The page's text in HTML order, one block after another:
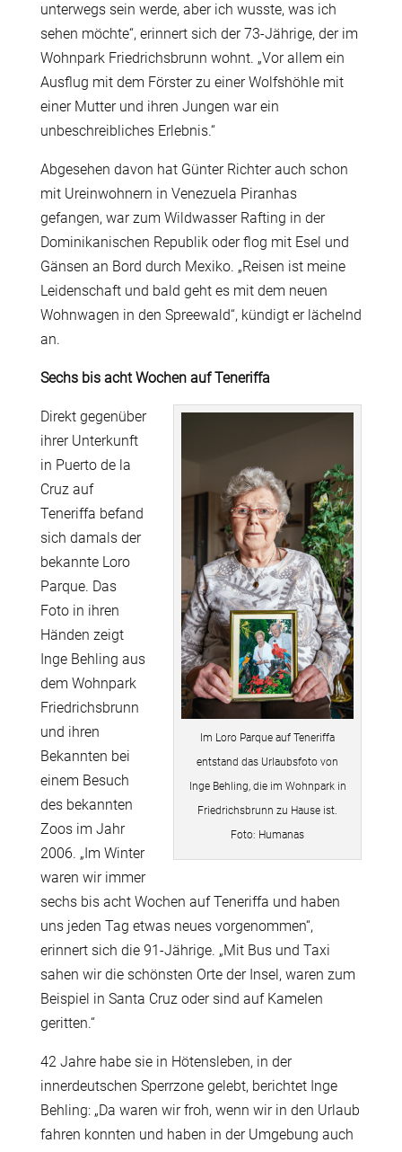
unterwegs sein werde, aber ich wusste, was ich
sehen möchte“, erinnert sich der 73-Jährige, der im
Wohnpark Friedrichsbrunn wohnt. „Vor allem ein
Ausflug mit dem Förster zu einer Wolfshöhle mit
einer Mutter und ihren Jungen war ein
unbeschreibliches Erlebnis.“
Abgesehen davon hat Günter Richter auch schon
mit Ureinwohnern in Venezuela Piranhas
gefangen, war zum Wildwasser Rafting in der
Dominikanischen Republik oder flog mit Esel und
Gänsen an Bord durch Mexiko. „Reisen ist meine
Leidenschaft und bald geht es mit dem neuen
Wohnwagen in den Spreewald“, kündigt er lächelnd
an.
Sechs bis acht Wochen auf Teneriffa
Im Loro Parque auf Teneriffa
entstand das Urlaubsfoto von
Inge Behling, die im Wohnpark in
Friedrichsbrunn zu Hause ist.
Foto: Humanas
Direkt gegenüber
ihrer Unterkunft
in Puerto de la
Cruz auf
Teneriffa befand
sich damals der
bekannte Loro
Parque. Das
Foto in ihren
Händen zeigt
Inge Behling aus
dem Wohnpark
Friedrichsbrunn
und ihren
Bekannten bei
einem Besuch
des bekannten
Zoos im Jahr
2006. „Im Winter
waren wir immer
sechs bis acht Wochen auf Teneriffa und haben
uns jeden Tag etwas neues vorgenommen“,
erinnert sich die 91-Jährige. „Mit Bus und Taxi
sahen wir die schönsten Orte der Insel, waren zum
Beispiel in Santa Cruz oder sind auf Kamelen
geritten.“
42 Jahre habe sie in Hötensleben, in der
innerdeutschen Sperrzone gelebt, berichtet Inge
Behling: „Da waren wir froh, wenn wir in den Urlaub
fahren konnten und haben in der Umgebung auch